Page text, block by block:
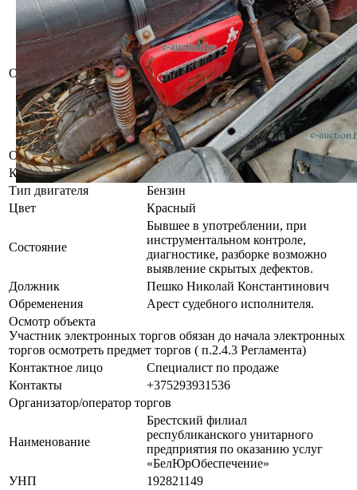
Описание
Работоспособность двигателя
внутреннего сгорания не
проверялась. Незначительные
повреждения лакокрасочного
покрытия в виде царапин и сколов.
Ключи зажигания отсутствуют.
Марка, цвет, регистрационный
номер совпадают с данными,
указанными в предъявленных
документах.
Объем двигателя
Менее 1л
Коробка передач
Механическая
Тип двигателя
Бензин
Цвет
Красный
Состояние
Бывшее в употреблении, при
инструментальном контроле,
диагностике, разборке возможно
выявление скрытых дефектов.
Должник
Пешко Николай Константинович
Обременения
Арест судебного исполнителя.
Осмотр объекта
Участник электронных торгов обязан до начала электронных
торгов осмотреть предмет торгов ( п.2.4.3 Регламента)
Контактное лицо
Специалист по продаже
Контакты
+375293931536
Организатор/оператор торгов
Наименование
Брестский филиал
республиканского унитарного
предприятия по оказанию услуг
«БелЮрОбеспечение»
УНП
192821149